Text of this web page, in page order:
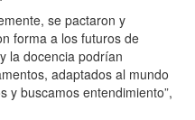
se pactaron y
forma a los futuros de
la docencia podrían
adaptados al mundo
y buscamos entendimiento”,